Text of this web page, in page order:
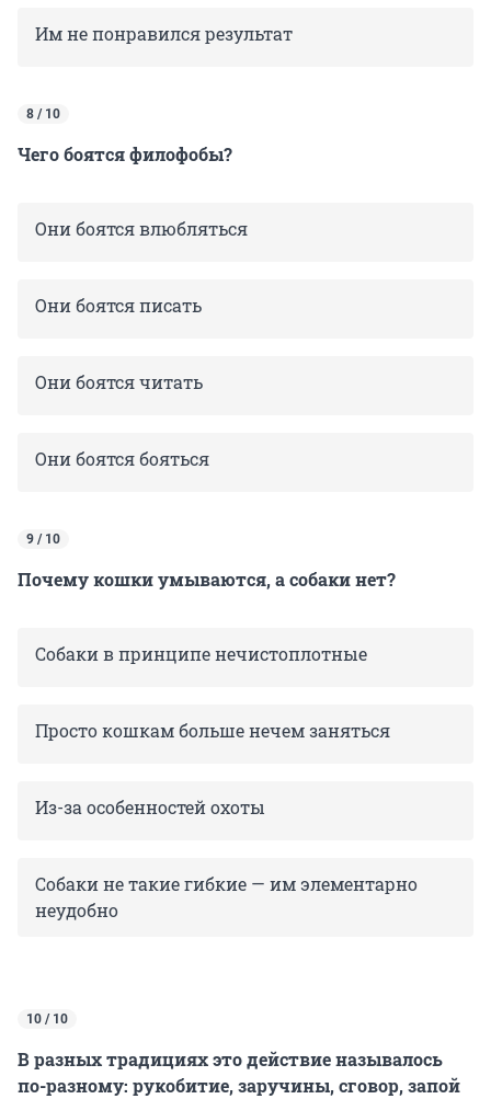
Им не понравился результат
8 / 10
Чего боятся филофобы?
Они боятся влюбляться
Они боятся писать
Они боятся читать
Они боятся бояться
9 / 10
Почему кошки умываются, а собаки нет?
Собаки в принципе нечистоплотные
Просто кошкам больше нечем заняться
Из-за особенностей охоты
Собаки не такие гибкие — им элементарно
неудобно
10 / 10
В разных традициях это действие называлось
по-разному: рукобитие, заручины, сговор, запой